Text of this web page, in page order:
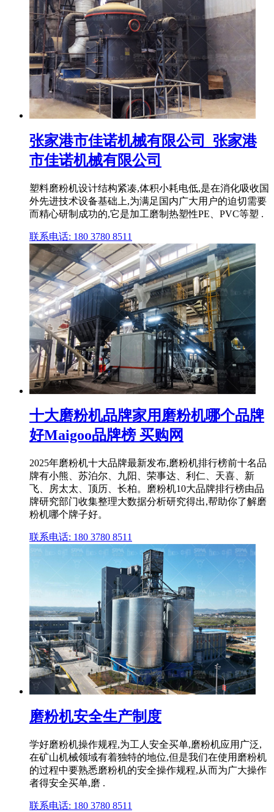
张家港市佳诺机械有限公司_张家港
市佳诺机械有限公司
塑料磨粉机设计结构紧凑,体积小耗电低,是在消化吸收国
外先进技术设备基础上,为满足国内广大用户的迫切需要
而精心研制成功的,它是加工磨制热塑性PE、PVC等塑 .
联系电话: 180 3780 8511
十大磨粉机品牌家用磨粉机哪个品牌
好Maigoo品牌榜 买购网
2025年磨粉机十大品牌最新发布,磨粉机排行榜前十名品
牌有小熊、苏泊尔、九阳、荣事达、利仁、天喜、新
飞、房太太、顶历、长柏。磨粉机10大品牌排行榜由品
牌研究部门收集整理大数据分析研究得出,帮助你了解磨
粉机哪个牌子好。
联系电话: 180 3780 8511
磨粉机安全生产制度
学好磨粉机操作规程,为工人安全买单,磨粉机应用广泛,
在矿山机械领域有着独特的地位,但是我们在使用磨粉机
的过程中要熟悉磨粉机的安全操作规程,从而为广大操作
者得安全买单,磨 .
联系电话: 180 3780 8511